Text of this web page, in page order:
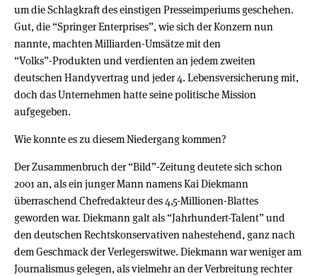
um die Schlagkraft des einstigen Presseimperiums geschehen.
Gut, die “Springer Enterprises”, wie sich der Konzern nun
nannte, machten Milliarden-Umsätze mit den
“Volks”-Produkten und verdienten an jedem zweiten
deutschen Handyvertrag und jeder 4. Lebensversicherung mit,
doch das Unternehmen hatte seine politische Mission
aufgegeben.
Wie konnte es zu diesem Niedergang kommen?
Der Zusammenbruch der “Bild”-Zeitung deutete sich schon
2001 an, als ein junger Mann namens Kai Diekmann
überraschend Chefredakteur des 4,5-Millionen-Blattes
geworden war. Diekmann galt als “Jahrhundert-Talent” und
den deutschen Rechtskonservativen nahestehend, ganz nach
dem Geschmack der Verlegerswitwe. Diekmann war weniger am
Journalismus gelegen, als vielmehr an der Verbreitung rechter